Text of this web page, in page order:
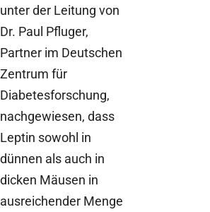
unter der Leitung von
Dr. Paul Pfluger,
Partner im Deutschen
Zentrum für
Diabetesforschung,
nachgewiesen, dass
Leptin sowohl in
dünnen als auch in
dicken Mäusen in
ausreichender Menge